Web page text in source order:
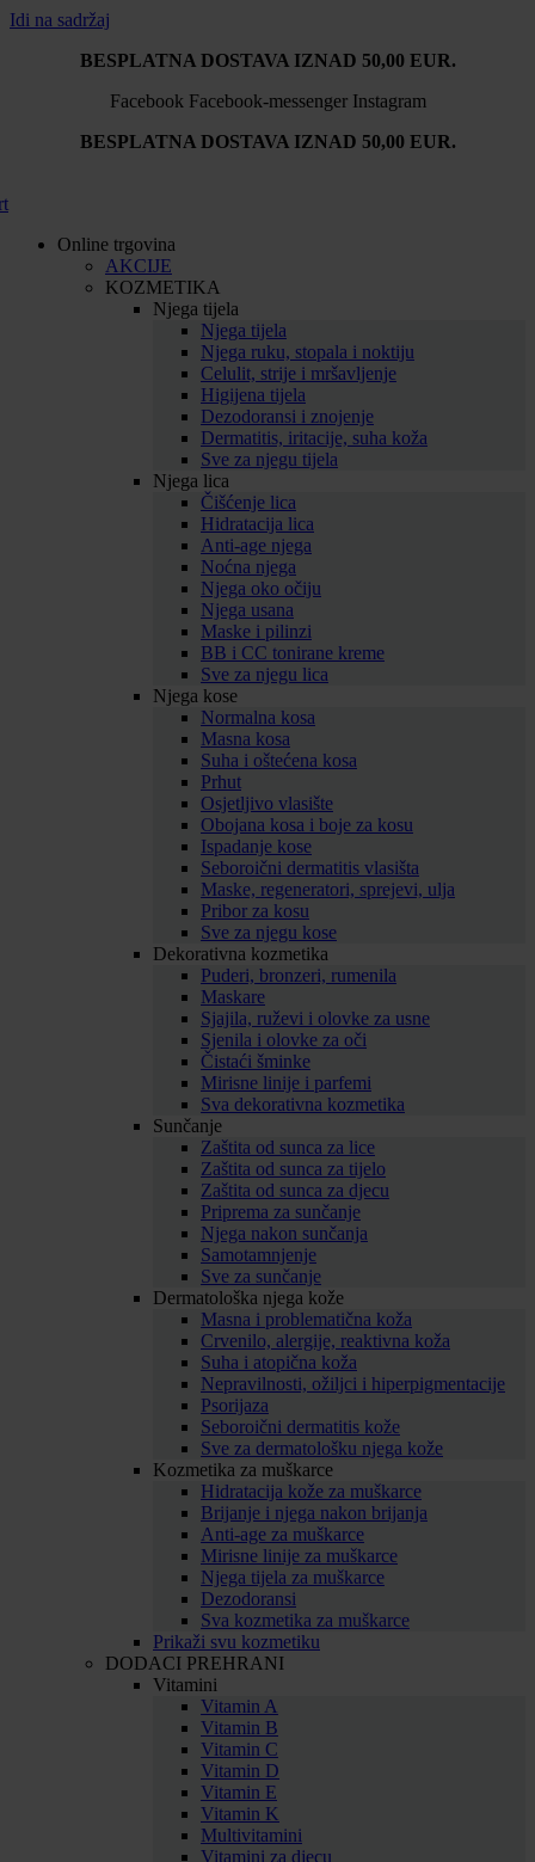
Idi na sadržaj
BESPLATNA DOSTAVA IZNAD 50,00 EUR.
Facebook Facebook-messenger Instagram
BESPLATNA DOSTAVA IZNAD 50,00 EUR.
Online trgovina
AKCIJE
KOZMETIKA
Njega tijela
Njega tijela
Njega ruku, stopala i noktiju
Celulit, strije i mršavljenje
Higijena tijela
Dezodoransi i znojenje
Dermatitis, iritacije, suha koža
Sve za njegu tijela
Njega lica
Čišćenje lica
Hidratacija lica
Anti-age njega
Noćna njega
Njega oko očiju
Njega usana
Maske i pilinzi
BB i CC tonirane kreme
Sve za njegu lica
Njega kose
Normalna kosa
Masna kosa
Suha i oštećena kosa
Prhut
Osjetljivo vlasište
Obojana kosa i boje za kosu
Ispadanje kose
Seboroični dermatitis vlasišta
Maske, regeneratori, sprejevi, ulja
Pribor za kosu
Sve za njegu kose
Dekorativna kozmetika
Puderi, bronzeri, rumenila
Maskare
Sjajila, ruževi i olovke za usne
Sjenila i olovke za oči
Čistaći šminke
Mirisne linije i parfemi
Sva dekorativna kozmetika
Sunčanje
Zaštita od sunca za lice
Zaštita od sunca za tijelo
Zaštita od sunca za djecu
Priprema za sunčanje
Njega nakon sunčanja
Samotamnjenje
Sve za sunčanje
Dermatološka njega kože
Masna i problematična koža
Crvenilo, alergije, reaktivna koža
Suha i atopična koža
Nepravilnosti, ožiljci i hiperpigmentacije
Psorijaza
Seboroični dermatitis kože
Sve za dermatološku njega kože
Kozmetika za muškarce
Hidratacija kože za muškarce
Brijanje i njega nakon brijanja
Anti-age za muškarce
Mirisne linije za muškarce
Njega tijela za muškarce
Dezodoransi
Sva kozmetika za muškarce
Prikaži svu kozmetiku
DODACI PREHRANI
Vitamini
Vitamin A
Vitamin B
Vitamin C
Vitamin D
Vitamin E
Vitamin K
Multivitamini
Vitamini za djecu